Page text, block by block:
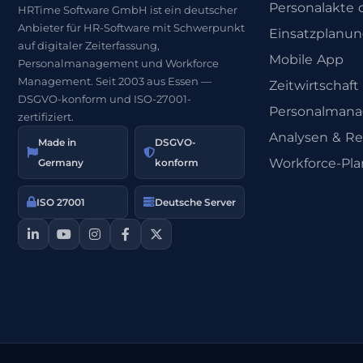
HRTime Software GmbH ist ein deutscher
Anbieter für HR-Software mit Schwerpunkt
auf digitaler Zeiterfassung,
Personalmanagement und Workforce
Management. Seit 2003 aus Essen —
DSGVO-konform und ISO-27001-
zertifiziert.
Made in
Germany
DSGVO-
konform
ISO 27001 Deutsche Server
Personalakte
Mobile App
Zeitwirtschaft
Analysen &
Workforce-